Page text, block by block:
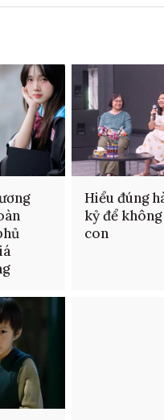
Hiểu đúng
kỷ để không
con